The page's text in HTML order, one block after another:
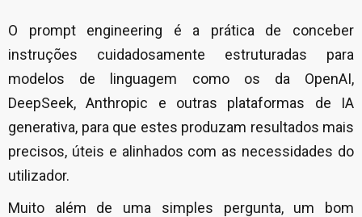
O prompt engineering é a prática de conceber
instruções cuidadosamente estruturadas para
modelos de linguagem como os da OpenAI,
DeepSeek, Anthropic e outras plataformas de IA
generativa, para que estes produzam resultados mais
precisos, úteis e alinhados com as necessidades do
utilizador.
Muito além de uma simples pergunta, um bom